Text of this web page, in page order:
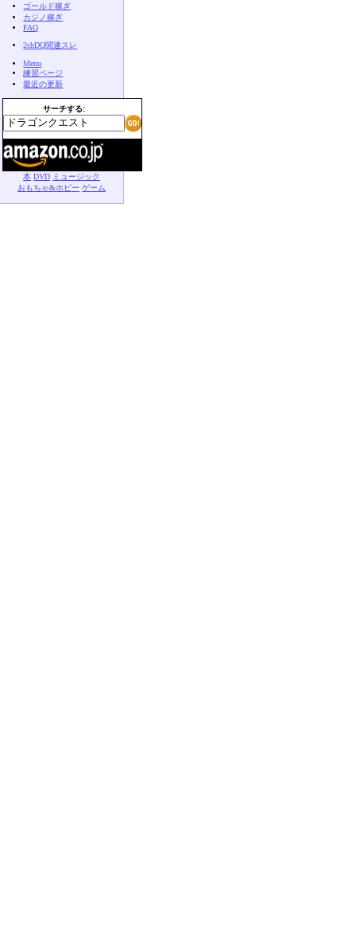
ゴールド稼ぎ
カジノ稼ぎ
FAQ
2chDQ関連スレ
Menu
練習ページ
最近の更新
サーチする:
本 DVD ミュージック
おもちゃ&ホビー ゲーム